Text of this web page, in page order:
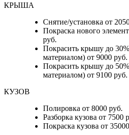
КРЫША
Снятие/установка от
Покраска нового
руб.
Покрасить крышу до
материалом) от 9000 руб.
Покрасить крышу до
материалом) от 9100 руб.
КУЗОВ
Полировка от 8000 руб.
Разборка кузова от 7500
Покраска кузова от